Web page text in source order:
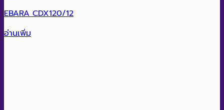
EBARA CDX120/12
อ่านเพิ่ม